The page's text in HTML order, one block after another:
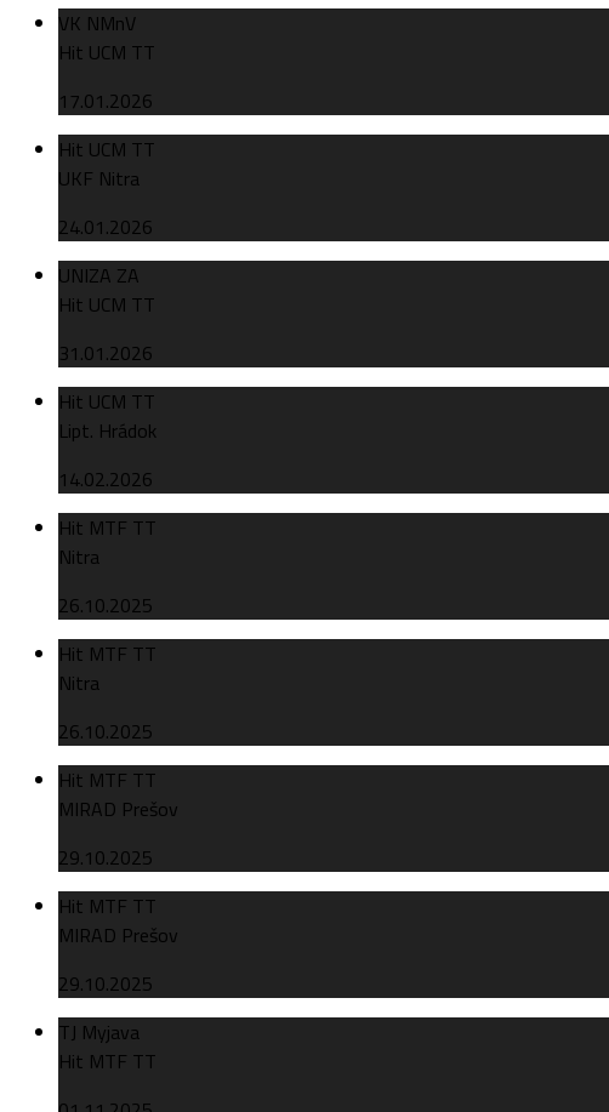
VK NMnV
Hit UCM TT
17.01.2026
Hit UCM TT
UKF Nitra
24.01.2026
UNIZA ZA
Hit UCM TT
31.01.2026
Hit UCM TT
Lipt. Hrádok
14.02.2026
Hit MTF TT
Nitra
26.10.2025
Hit MTF TT
Nitra
26.10.2025
Hit MTF TT
MIRAD Prešov
29.10.2025
Hit MTF TT
MIRAD Prešov
29.10.2025
TJ Myjava
Hit MTF TT